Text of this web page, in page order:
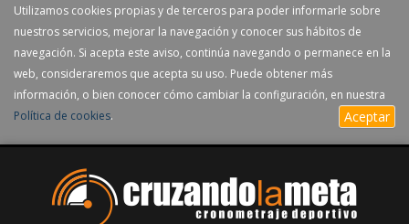
Utilizamos cookies propias y de terceros para poder informarle sobre
nuestros servicios, mejorar la navegación y conocer sus hábitos de
navegación. Si acepta este aviso, continúa navegando o permanece en la
web, consideraremos que acepta su uso. Puede obtener más
información, o bien conocer cómo cambiar la configuración, en nuestra
Política de cookies. Aceptar